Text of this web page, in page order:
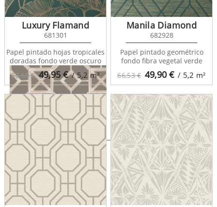
Evan House 682295
66,60 € 49,95 € / 5,2 m²
Luxury Flamand
681301
Papel pintado hojas tropicales
doradas fondo verde oscuro
66,53 € 49,90€ / 5,2 m²
Manila Diamond
682928
Papel pintado geométrico
fondo fibra vegetal verde